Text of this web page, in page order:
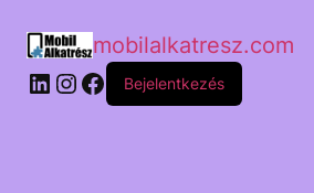
mobilalkatresz.com
Bejelentkezés